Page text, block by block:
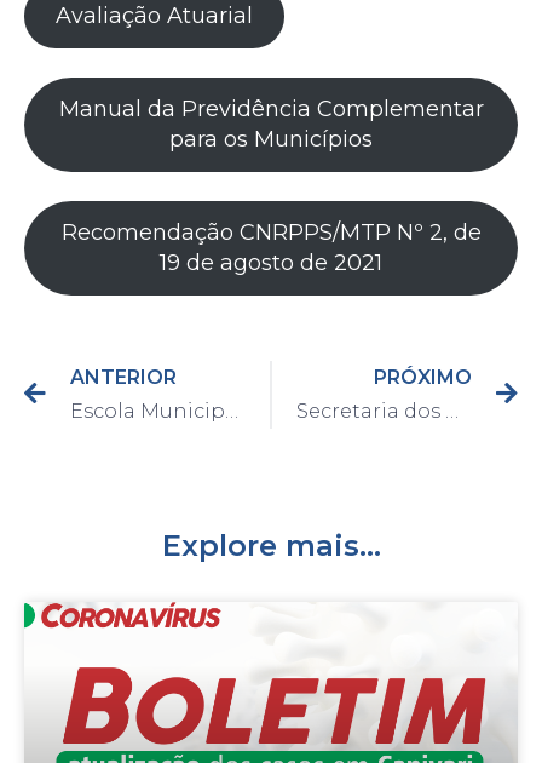
Avaliação Atuarial
Manual da Previdência Complementar
para os Municípios
Recomendação CNRPPS/MTP Nº 2, de
19 de agosto de 2021
ANTERIOR
PRÓXIMO
Explore mais...